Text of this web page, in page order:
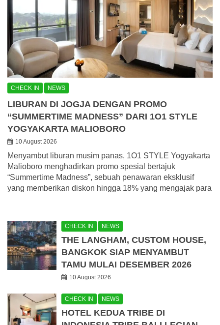
CHECK IN NEWS
LIBURAN DI JOGJA DENGAN PROMO
“SUMMERTIME MADNESS” DARI 1O1 STYLE
YOGYAKARTA MALIOBORO
10 August 2026
Menyambut liburan musim panas, 1O1 STYLE Yogyakarta
Malioboro menghadirkan promo spesial bertajuk
“Summertime Madness”, sebuah penawaran eksklusif
yang memberikan diskon hingga 18% yang mengajak para
CHECK IN NEWS
THE LANGHAM, CUSTOM HOUSE,
BANGKOK SIAP MENYAMBUT
TAMU MULAI DESEMBER 2026
10 August 2026
CHECK IN NEWS
HOTEL KEDUA TRIBE DI